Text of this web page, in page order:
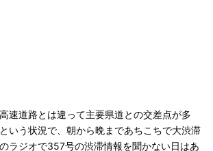
速道路とは違って主要県道との交差点が多
いう状況で、朝から晩まであちこちで大渋滞
ラジオで357号の渋滞情報を聞かない日はあ